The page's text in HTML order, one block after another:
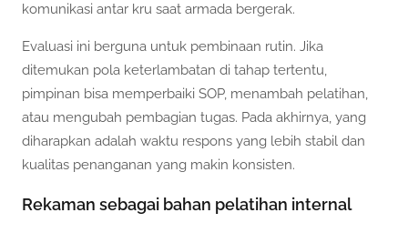
komunikasi antar kru saat armada bergerak.
Evaluasi ini berguna untuk pembinaan rutin. Jika
ditemukan pola keterlambatan di tahap tertentu,
pimpinan bisa memperbaiki SOP, menambah pelatihan,
atau mengubah pembagian tugas. Pada akhirnya, yang
diharapkan adalah waktu respons yang lebih stabil dan
kualitas penanganan yang makin konsisten.
Rekaman sebagai bahan pelatihan internal